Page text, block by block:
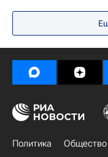
Франция
Политика Общество